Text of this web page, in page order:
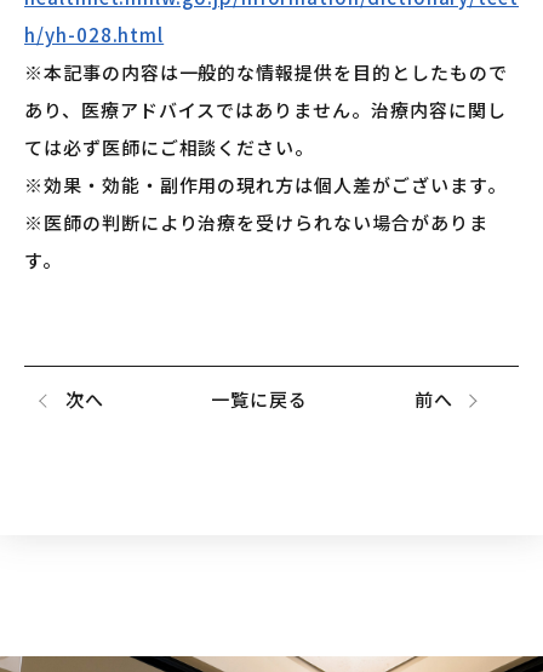
h/yh-028.html
※本記事の内容は一般的な情報提供を目的としたもので
あり、医療アドバイスではありません。治療内容に関し
ては必ず医師にご相談ください。
※効果・効能・副作用の現れ方は個人差がございます。
※医師の判断により治療を受けられない場合がありま
す。
次へ 一覧に戻る 前へ